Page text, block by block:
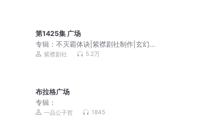
第1425集 广场
专辑：不灭霸体诀|紫襟剧社制作|玄幻&
修真爽文|有声剧
紫襟剧社 5.2万
布拉格广场
专辑：
一品公子哲 1845